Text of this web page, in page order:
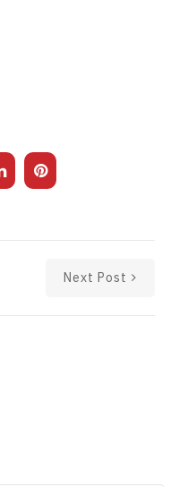
Next Post